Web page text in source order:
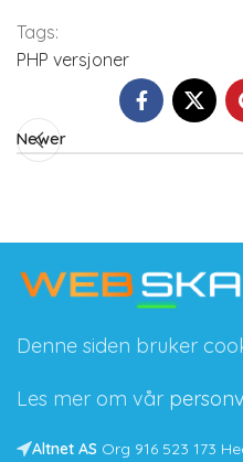
Tags:
PHP versjoner
Newer
Denne siden bruker
Les mer om vår
Altnet AS Org 916 523 173